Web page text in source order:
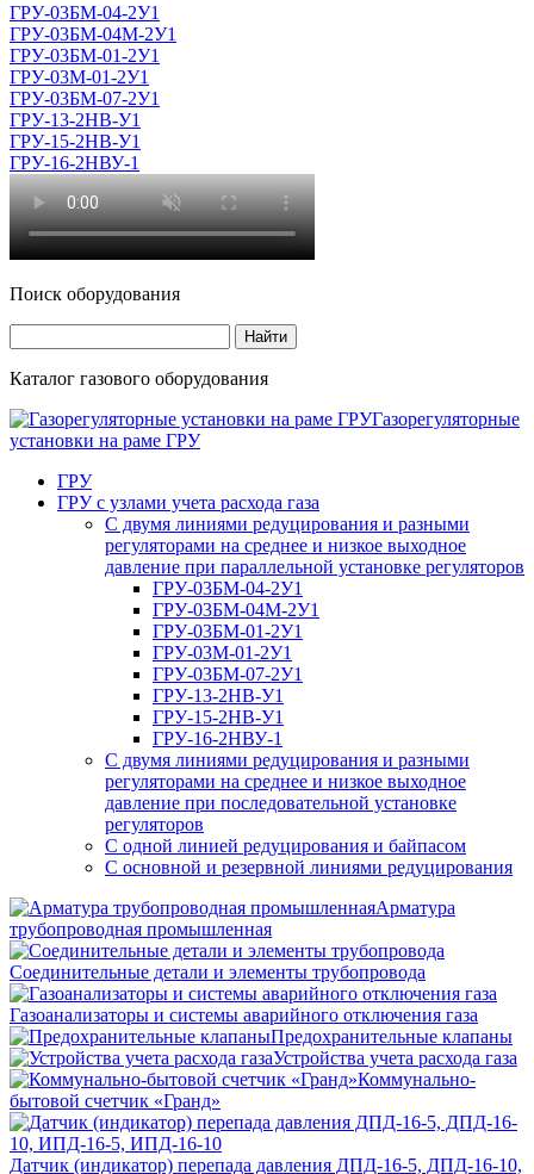
ГРУ-03БМ-04-2У1
ГРУ-03БМ-04М-2У1
ГРУ-03БМ-01-2У1
ГРУ-03М-01-2У1
ГРУ-03БМ-07-2У1
ГРУ-13-2НВ-У1
ГРУ-15-2НВ-У1
ГРУ-16-2НВУ-1
Поиск оборудования
Каталог газового оборудования
Газорегуляторные
установки на раме ГРУ
ГРУ
ГРУ с узлами учета расхода газа
С двумя линиями редуцирования и разными
регуляторами на среднее и низкое выходное
давление при параллельной установке регуляторов
ГРУ-03БМ-04-2У1
ГРУ-03БМ-04М-2У1
ГРУ-03БМ-01-2У1
ГРУ-03М-01-2У1
ГРУ-03БМ-07-2У1
ГРУ-13-2НВ-У1
ГРУ-15-2НВ-У1
ГРУ-16-2НВУ-1
С двумя линиями редуцирования и разными
регуляторами на среднее и низкое выходное
давление при последовательной установке
регуляторов
С одной линией редуцирования и байпасом
С основной и резервной линиями редуцирования
Арматура
трубопроводная промышленная
Соединительные детали и элементы трубопровода
Газоанализаторы и системы аварийного отключения газа
Предохранительные клапаны
Устройства учета расхода газа
Коммунально-
бытовой счетчик «Гранд»
Датчик (индикатор) перепада давления ДПД-16-5, ДПД-16-10,